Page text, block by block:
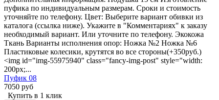
пуфика по индивидуальным размерам. Сроки и стоимость
уточняйте по телефону. Цвет: Выберите вариант обивки из
каталога (ссылка ниже). Укажите в "Комментариях" к заказу
необходимый вариант. Или уточните по телефону. Экокожа
Ткань Варианты исполнения опор: Ножка №2 Ножка №6
Пластиковые колесики, крутятся во все стороны(+350руб.)
<img id="img-55975940" class="fancy-img-post" style="width:
200px;...
Пуфик 08
7050 руб
Купить в 1 клик